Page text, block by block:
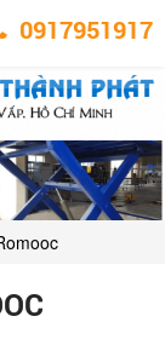
0917951917